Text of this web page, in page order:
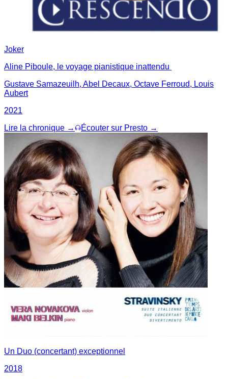
Joker
Aline Piboule, le voyage pianistique inattendu
Gustave Samazeuilh, Abel Decaux, Octave Ferroud, Louis
Aubert
2021
Lire la chronique →
Écouter sur Presto →
Un Duo (concertant) exceptionnel
2018